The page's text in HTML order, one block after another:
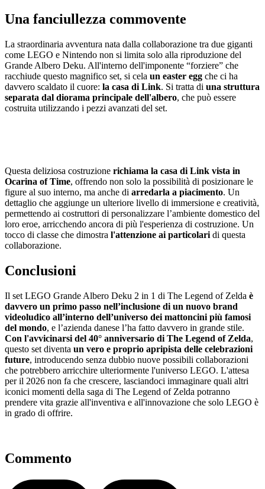
Una fanciullezza commovente
La straordinaria avventura nata dalla collaborazione tra due giganti
come LEGO e Nintendo non si limita solo alla riproduzione del
Grande Albero Deku. All'interno dell'imponente “forziere” che
racchiude questo magnifico set, si cela un easter egg che ci ha
davvero scaldato il cuore: la casa di Link. Si tratta di una struttura
separata dal diorama principale dell'albero, che può essere
costruita utilizzando i pezzi avanzati del set.
Questa deliziosa costruzione richiama la casa di Link vista in
Ocarina of Time, offrendo non solo la possibilità di posizionare le
figure al suo interno, ma anche di arredarla a piacimento. Un
dettaglio che aggiunge un ulteriore livello di immersione e creatività,
permettendo ai costruttori di personalizzare l’ambiente domestico del
loro eroe, arricchendo ancora di più l'esperienza di costruzione. Un
tocco di classe che dimostra l'attenzione ai particolari di questa
collaborazione.
Conclusioni
Il set LEGO Grande Albero Deku 2 in 1 di The Legend of Zelda è
davvero un primo passo nell’inclusione di un nuovo brand
videoludico all’interno dell’universo dei mattoncini più famosi
del mondo, e l’azienda danese l’ha fatto davvero in grande stile.
Con l'avvicinarsi del 40° anniversario di The Legend of Zelda,
questo set diventa un vero e proprio apripista delle celebrazioni
future, introducendo senza dubbio nuove possibili collaborazioni
che potrebbero arricchire ulteriormente l'universo LEGO. L'attesa
per il 2026 non fa che crescere, lasciandoci immaginare quali altri
iconici momenti della saga di The Legend of Zelda potranno
prendere vita grazie all'inventiva e all'innovazione che solo LEGO è
in grado di offrire.
Commento